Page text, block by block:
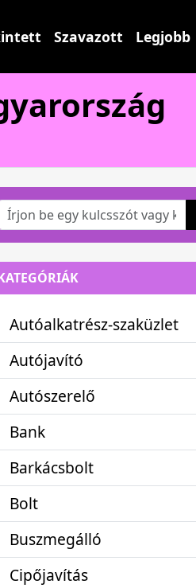
Szavazott Legjobb
Autóalkatrész-szaküzlet
Autójavító
Autószerelő
Bank
Barkácsbolt
Bolt
Buszmegálló
Cipőjavítás